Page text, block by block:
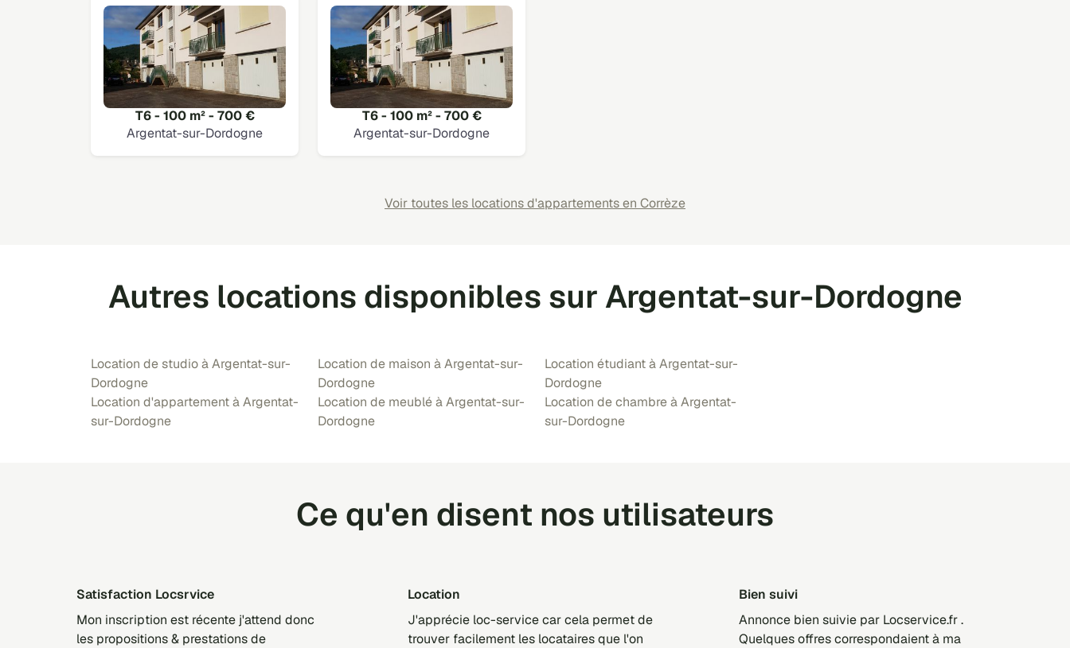
T6 - 100 m² - 700 €
Argentat-sur-Dordogne
T6 - 100 m² - 700 €
Argentat-sur-Dordogne
Voir toutes les locations d'appartements en Corrèze
Autres locations disponibles sur Argentat-sur-Dordogne
Location de studio à Argentat-sur-
Dordogne
Location d'appartement à Argentat-
sur-Dordogne
Location de maison à Argentat-sur-
Dordogne
Location de meublé à Argentat-sur-
Dordogne
Location étudiant à Argentat-sur-
Dordogne
Location de chambre à Argentat-
sur-Dordogne
Ce qu'en disent nos utilisateurs
Satisfaction Locsrvice
Mon inscription est récente j'attend donc
les propositions & prestations de
location
J'apprécie loc-service car cela permet de
trouver facilement les locataires que l'on
Bien suivi
Annonce bien suivie par Locservice.fr .
Quelques offres correspondaient à ma